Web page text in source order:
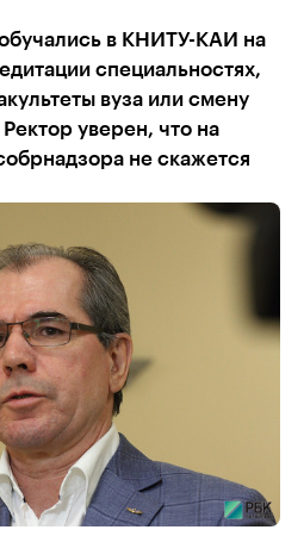
в КНИТУ-КАИ на
специальностях,
вуза или смену
уверен, что на
не скажется